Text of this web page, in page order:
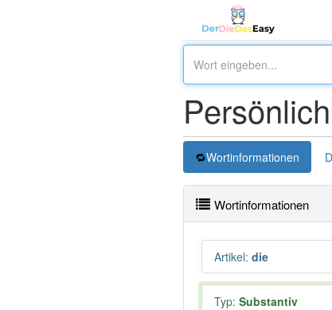
Wortinformationen
Wortinformationen
Artikel: die
Typ: Substantiv